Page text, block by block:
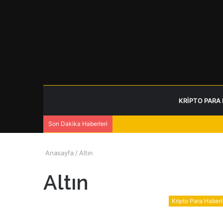
KRIPTO PARA
Son Dakika Haberleri
Anasayfa / Altın
Altın
Kripto Para